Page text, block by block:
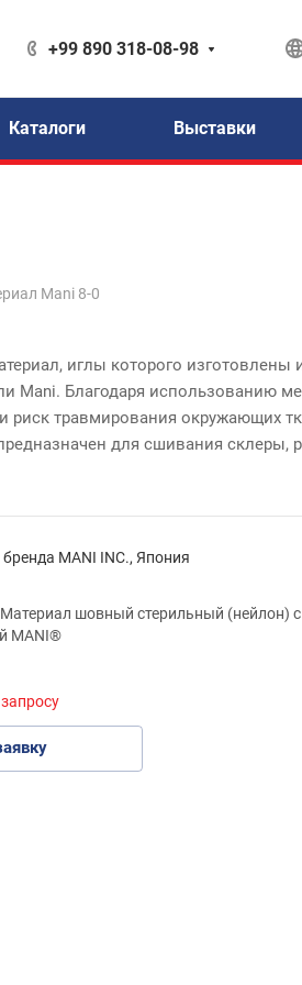
+99 890 318-08-98
Каталоги Выставки
Mani 8-0
иглы которого изготовлены
Mani. Благодаря использованию
риск травмирования окружающих
для сшивания
MANI INC., Япония
Материал шовный стерильный (нейлон)
MANI®